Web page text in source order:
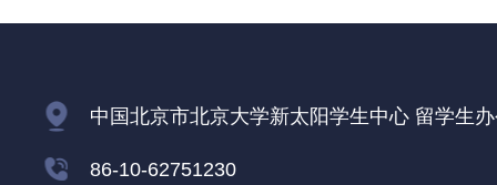
中国北京市北京大学新太阳学生中心 留学生
86-10-62751230